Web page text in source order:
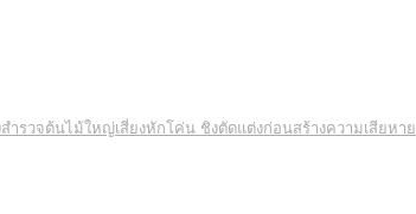
รวจต้นไม้ใหญ่เสี่ยงหักโค่น ชิงตัดแต่งก่อนสร้างความเสียหาย